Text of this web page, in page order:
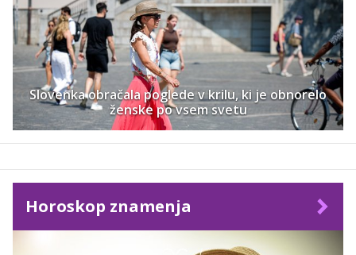
Slovenka obračala poglede v krilu, ki je obnorelo
ženske po vsem svetu
Horoskop znamenja